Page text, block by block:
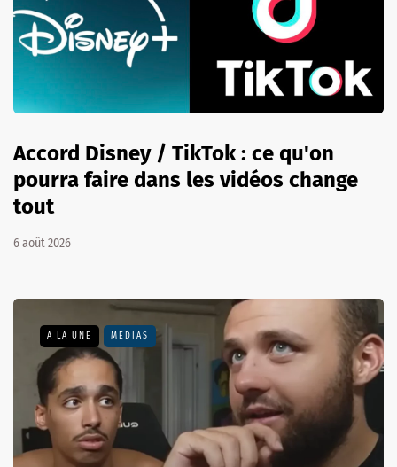
Accord Disney / TikTok : ce qu'on
pourra faire dans les vidéos change
tout
6 août 2026
A LA UNE MÉDIAS